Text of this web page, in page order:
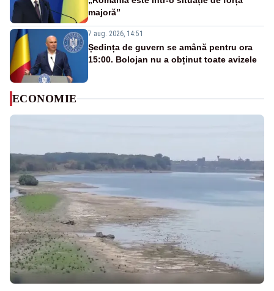
majoră”
7 aug. 2026, 14:51
Ședința de guvern se amână pentru ora
15:00. Bolojan nu a obținut toate avizele
ECONOMIE